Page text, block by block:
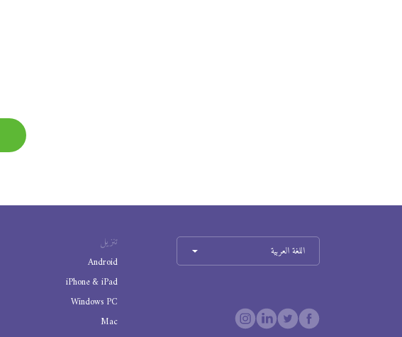
تنزيل
Android
iPhone & iPad
Windows PC
Mac
اللغة العربية